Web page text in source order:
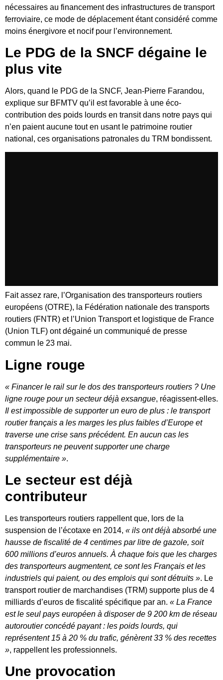
nécessaires au financement des infrastructures de transport
ferroviaire, ce mode de déplacement étant considéré comme
moins énergivore et nocif pour l’environnement.
Le PDG de la SNCF dégaine le
plus vite
Alors, quand le PDG de la SNCF, Jean-Pierre Farandou,
explique sur BFMTV qu’il est favorable à une éco-
contribution des poids lourds en transit dans notre pays qui
n’en paient aucune tout en usant le patrimoine routier
national, ces organisations patronales du TRM bondissent.
Fait assez rare, l’Organisation des transporteurs routiers
européens (OTRE), la Fédération nationale des transports
routiers (FNTR) et l’Union Transport et logistique de France
(Union TLF) ont dégainé un communiqué de presse
commun le 23 mai.
Ligne rouge
« Financer le rail sur le dos des transporteurs routiers ? Une
ligne rouge pour un secteur déjà exsangue, réagissent-elles.
Il est impossible de supporter un euro de plus : le transport
routier français a les marges les plus faibles d’Europe et
traverse une crise sans précédent. En aucun cas les
transporteurs ne peuvent supporter une charge
supplémentaire ».
Le secteur est déjà
contributeur
Les transporteurs routiers rappellent que, lors de la
suspension de l’écotaxe en 2014, « ils ont déjà absorbé une
hausse de fiscalité de 4 centimes par litre de gazole, soit
600 millions d’euros annuels. À chaque fois que les charges
des transporteurs augmentent, ce sont les Français et les
industriels qui paient, ou des emplois qui sont détruits ». Le
transport routier de marchandises (TRM) supporte plus de 4
milliards d’euros de fiscalité spécifique par an. « La France
est le seul pays européen à disposer de 9 200 km de réseau
autoroutier concédé payant : les poids lourds, qui
représentent 15 à 20 % du trafic, génèrent 33 % des recettes
», rappellent les professionnels.
Une provocation